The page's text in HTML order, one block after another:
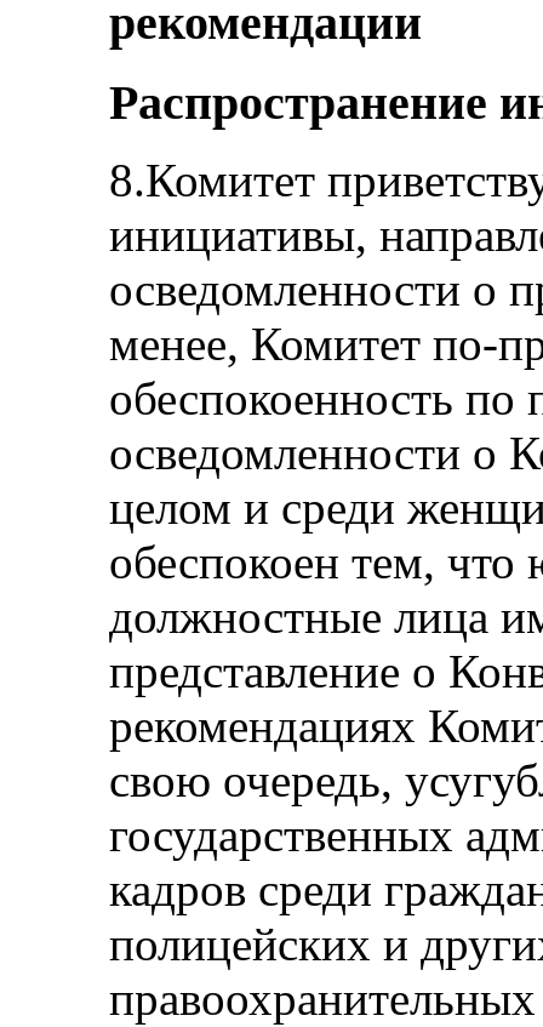
рекомендации
Распространение
8.Комитет
инициативы,
осведомленности о
менее, Комитет по-
обеспокоенность по
осведомленности о
целом и среди
обеспокоен тем, что
должностные лица
представление о
рекомендациях
свою очередь,
государственных
кадров среди
полицейских и